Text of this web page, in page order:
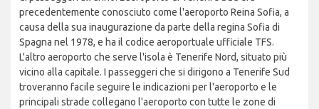
precedentemente conosciuto come l'aeroporto Reina Sofia, a
causa della sua inaugurazione da parte della regina Sofia di
Spagna nel 1978, e ha il codice aeroportuale ufficiale TFS.
L'altro aeroporto che serve l'isola è Tenerife Nord, situato più
vicino alla capitale. I passeggeri che si dirigono a Tenerife Sud
troveranno facile seguire le indicazioni per l'aeroporto e le
principali strade collegano l'aeroporto con tutte le zone di